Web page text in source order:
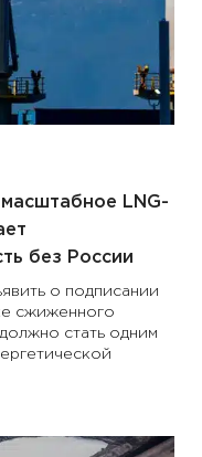
LNG-
без России
о подписании
сжиженного
стать одним